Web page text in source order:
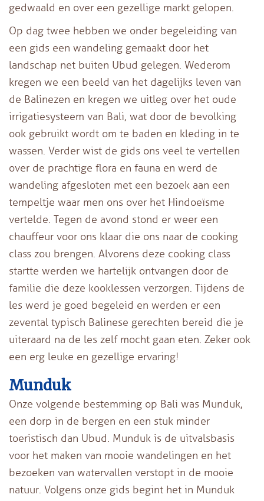
gedwaald en over een gezellige markt gelopen.
Op dag twee hebben we onder begeleiding van
een gids een wandeling gemaakt door het
landschap net buiten Ubud gelegen. Wederom
kregen we een beeld van het dagelijks leven van
de Balinezen en kregen we uitleg over het oude
irrigatiesysteem van Bali, wat door de bevolking
ook gebruikt wordt om te baden en kleding in te
wassen. Verder wist de gids ons veel te vertellen
over de prachtige flora en fauna en werd de
wandeling afgesloten met een bezoek aan een
tempeltje waar men ons over het Hindoeïsme
vertelde. Tegen de avond stond er weer een
chauffeur voor ons klaar die ons naar de cooking
class zou brengen. Alvorens deze cooking class
startte werden we hartelijk ontvangen door de
familie die deze kooklessen verzorgen. Tijdens de
les werd je goed begeleid en werden er een
zevental typisch Balinese gerechten bereid die je
uiteraard na de les zelf mocht gaan eten. Zeker ook
een erg leuke en gezellige ervaring!
Munduk
Onze volgende bestemming op Bali was Munduk,
een dorp in de bergen en een stuk minder
toeristisch dan Ubud. Munduk is de uitvalsbasis
voor het maken van mooie wandelingen en het
bezoeken van watervallen verstopt in de mooie
natuur. Volgens onze gids begint het in Munduk